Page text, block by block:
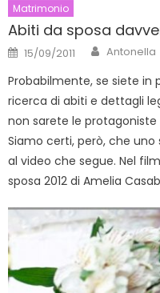
Matrimonio
Abiti da sposa
Posted
on
15/09/2011 Author
Antonella
Probabilmente, se siete in
ricerca di abiti e dettagli
non sarete le
Siamo certi, però, che
al video che segue. Nel
sposa 2012 di Amelia